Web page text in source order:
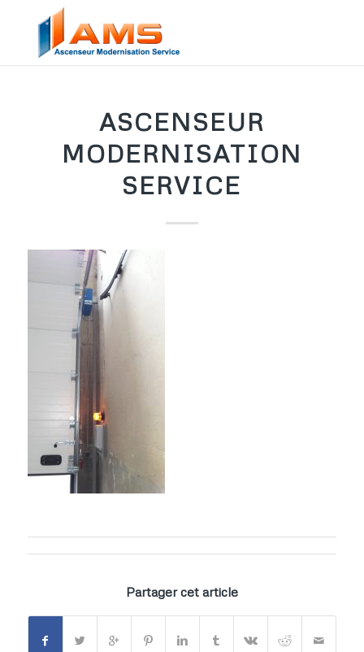
ASCENSEUR
MODERNISATION
SERVICE
Partager cet article